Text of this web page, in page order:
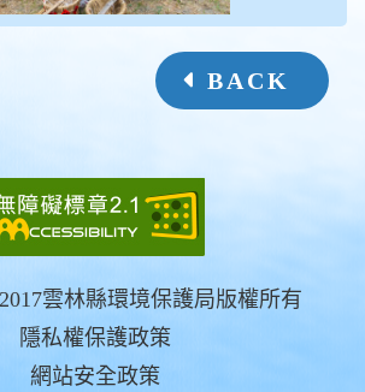
BACK
雲林縣環境保護局版權所有
隱私權保護政策
網站安全政策